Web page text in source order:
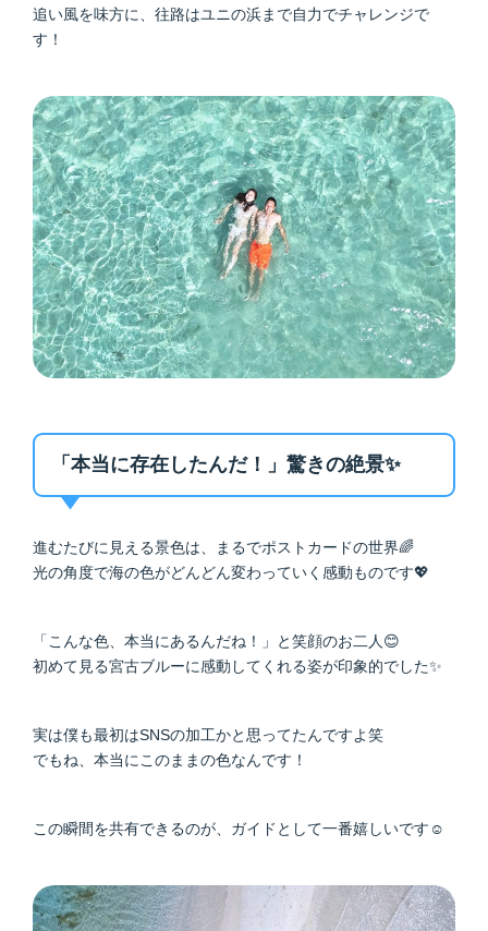
追い風を味方に、往路はユニの浜まで自力でチャレンジで
す！
「本当に存在したんだ！」驚きの絶景✨
進むたびに見える景色は、まるでポストカードの世界🌈
光の角度で海の色がどんどん変わっていく感動ものです💖
「こんな色、本当にあるんだね！」と笑顔のお二人😊
初めて見る宮古ブルーに感動してくれる姿が印象的でした✨
実は僕も最初はSNSの加工かと思ってたんですよ笑
でもね、本当にこのままの色なんです！
この瞬間を共有できるのが、ガイドとして一番嬉しいです☺️